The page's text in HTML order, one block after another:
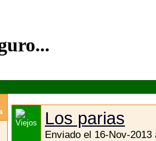
Los parias
Enviado el 16-Nov-